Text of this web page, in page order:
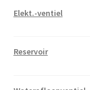
Elekt.-ventiel
Reservoir